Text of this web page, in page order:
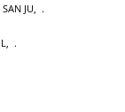
SAN JU,